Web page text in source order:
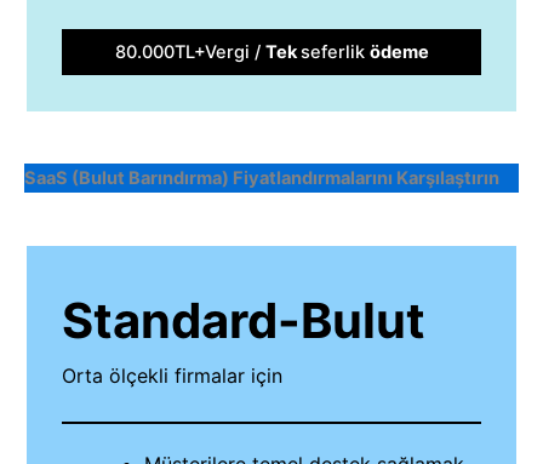
80.000TL+Vergi / Tekseferlik ödeme
SaaS (Bulut Barındırma) Fiyatlandırmalarını Karşılaştırın
Standard-Bulut
Orta ölçekli firmalar için